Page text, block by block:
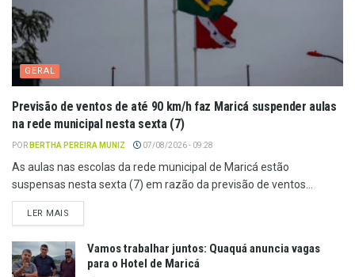
GERAL
Previsão de ventos de até 90 km/h faz Maricá suspender aulas
na rede municipal nesta sexta (7)
POR BERTHA PEREIRA MUNIZ 07/08/2026 - 09:28
As aulas nas escolas da rede municipal de Maricá estão
suspensas nesta sexta (7) em razão da previsão de ventos...
LER MAIS
Vamos trabalhar juntos: Quaquá anuncia vagas
para o Hotel de Maricá